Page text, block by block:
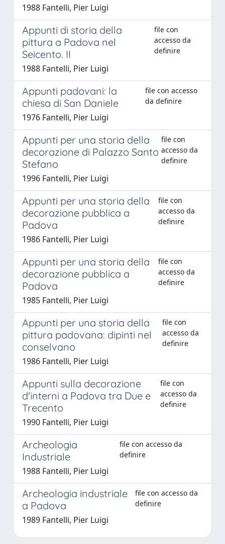
1988 Fantelli, Pier Luigi
Appunti di storia della
pittura a Padova nel
Seicento. II
file con
accesso da
definire
1988 Fantelli, Pier Luigi
Appunti padovani: la
chiesa di San Daniele
file con accesso
da definire
1976 Fantelli, Pier Luigi
Appunti per una storia della
decorazione di Palazzo Santo
Stefano
file con
accesso da
definire
1996 Fantelli, Pier Luigi
Appunti per una storia della
decorazione pubblica a
Padova
file con
accesso da
definire
1986 Fantelli, Pier Luigi
Appunti per una storia della
decorazione pubblica a
Padova
file con
accesso da
definire
1985 Fantelli, Pier Luigi
Appunti per una storia della
pittura padovana: dipinti nel
conselvano
file con
accesso da
definire
1986 Fantelli, Pier Luigi
Appunti sulla decorazione
d'interni a Padova tra Due e
Trecento
file con
accesso da
definire
1990 Fantelli, Pier Luigi
Archeologia
Industriale
file con accesso da
definire
1988 Fantelli, Pier Luigi
Archeologia industriale
a Padova
file con accesso da
definire
1989 Fantelli, Pier Luigi